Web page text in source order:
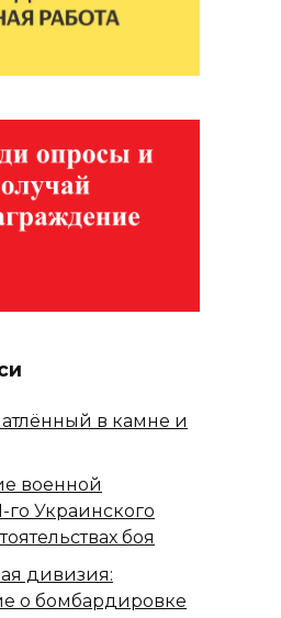
в камне и
военной
го Украинского
боя
дивизия:
о бомбардировке